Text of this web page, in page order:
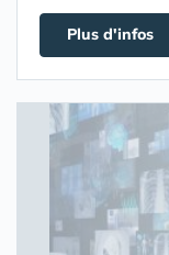
Plus d'infos